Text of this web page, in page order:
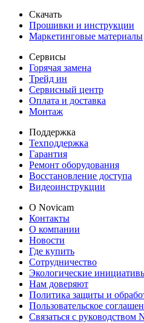
Скачать
Прошивки и инструкции
Маркетинговые материалы
Сервисы
Горячая замена
Трейд ин
Сервисный центр
Оплата и доставка
Монтаж
Поддержка
Техподдержка
Гарантия
Ремонт оборудования
Восстановление доступа
Видеоинструкции
О Novicam
Контакты
О компании
Новости
Где купить
Сотрудничество
Экологические
Нам доверяют
Политика защиты и
Пользовательское
Связаться с руководством